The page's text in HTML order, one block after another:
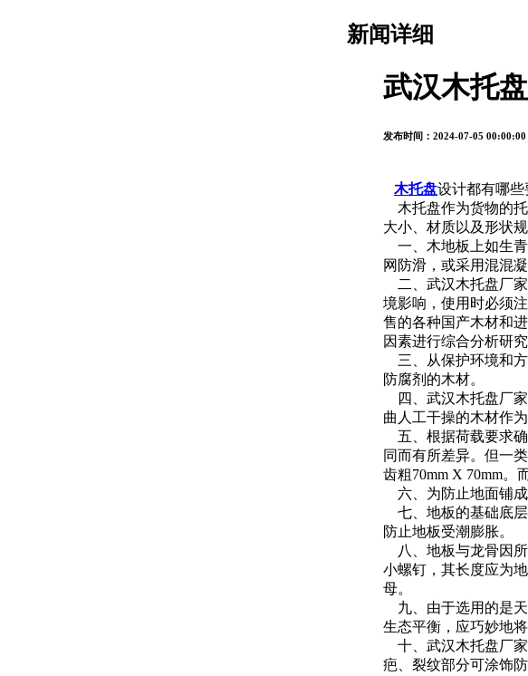
新闻详细
武汉木托
发布时间：2024-07-05 00:00:00
木托盘设计都有哪些
木托盘作为货物的托
大小、材质以及形状
一、木地板上如生青
网防滑，或采用混混
二、武汉木托盘厂
境影响，使用时必须
售的各种国产木材和
因素进行综合分析研
三、从保护环境和方
防腐剂的木材。
四、武汉木托盘厂
曲人工干操的木材作为
五、根据荷载要求确
同而有所差异。但一
齿粗70mm X 70mm。
六、为防止地面铺成
七、地板的基础底层
防止地板受潮膨胀。
八、地板与龙骨因
小螺钉，其长度应为
母。
九、由于选用的是
生态平衡，应巧妙地
十、武汉木托盘厂
疤、裂纹部分可涂饰